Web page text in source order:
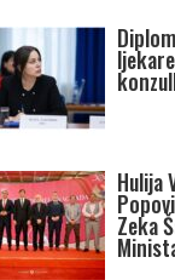
Hulija
Zeka